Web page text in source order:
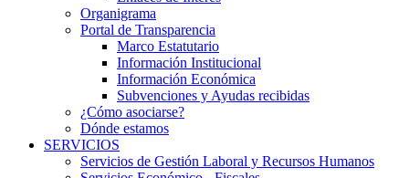
Organigrama
Portal de Transparencia
Marco Estatutario
Información Institucional
Información Económica
Subvenciones y Ayudas recibidas
¿Cómo asociarse?
Dónde estamos
SERVICIOS
Servicios de Gestión Laboral y Recursos Humanos